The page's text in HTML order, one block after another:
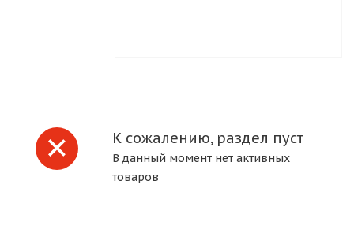
К сожалению, раздел пуст
В данный момент нет активных
товаров